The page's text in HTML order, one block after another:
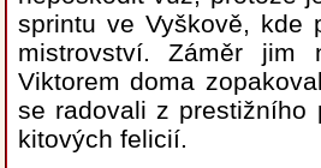
sprintu ve Vyškově, kde
mistrovství. Záměr
Viktorem doma
se radovali z prestižního
kitových felicií.